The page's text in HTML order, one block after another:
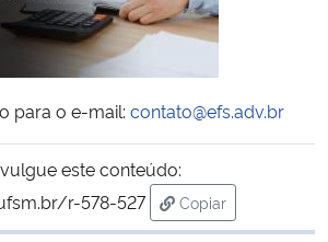
Regional
para o e-mail: contato@efs.adv.br
este conteúdo:
r-578-527
Copiar
para área de